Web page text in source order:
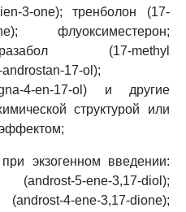
3-one); тренболон (17-
one); флуоксиместерон;
(17-methyl
17-ol);
4-en-17-ol) и другие
структурой или
экзогенном введении:
5-ene-3,17-diol);
4-ene-3,17-dione);